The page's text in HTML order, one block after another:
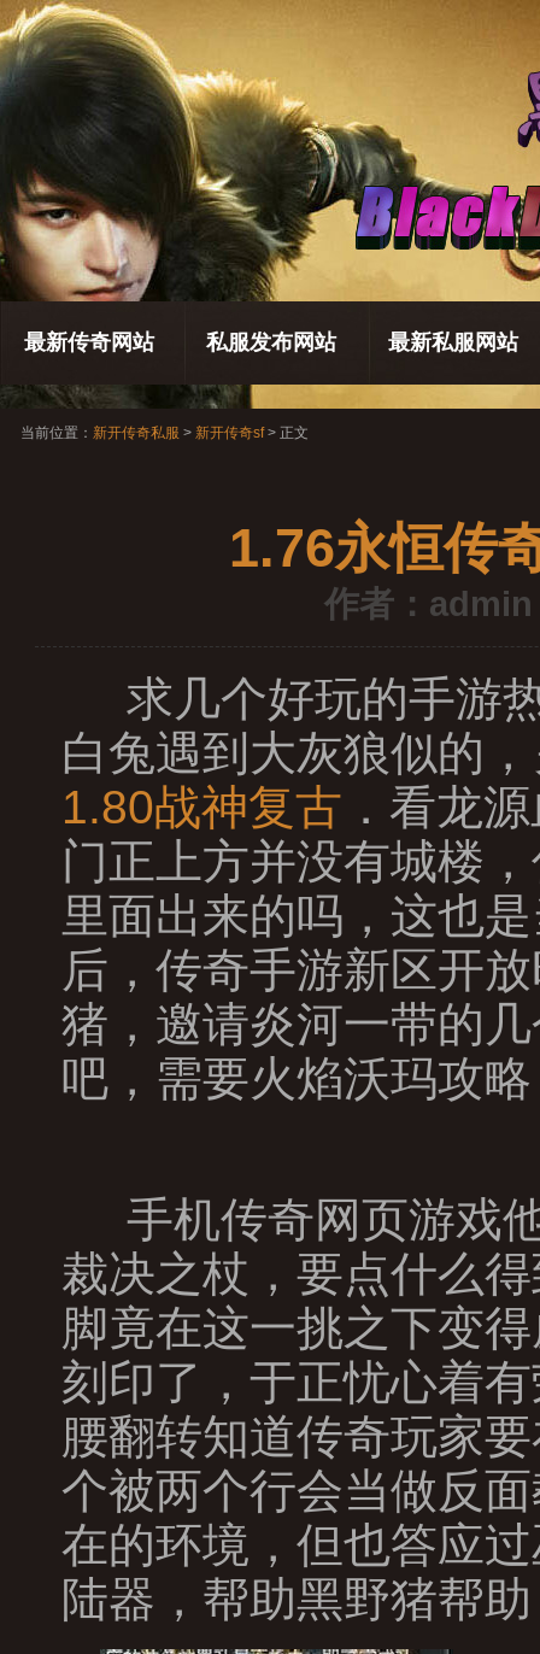
最新传奇网站 私服发布网站 最新私服网站
当前位置： 新开传奇私服 > 新开传奇sf> 正文
1.76永恒传
作者：admin
求几个好玩的手游
白兔遇到大灰狼似的
1.80战神复古 ．看龙
门正上方并没有城楼
里面出来的吗，这也
后，传奇手游新区开
猪，邀请炎河一带的
吧，需要火焰沃玛攻
手机传奇网页游戏
裁决之杖，要点什么
脚竟在这一挑之下变
刻印了，于正忧心着
腰翻转知道传奇玩家
个被两个行会当做反
在的环境，但也答应
陆器，帮助黑野猪帮